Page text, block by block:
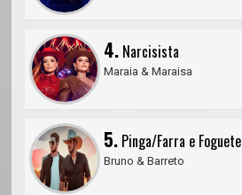
4. Narcisista
Maraia & Maraisa
5. Pinga/Farra e Foguete
Bruno & Barreto